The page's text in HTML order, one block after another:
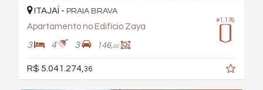
#1.176
ITAJAÍ - PRAIA BRAVA
Apartamento no Edifício Zaya
3 4 3 146,00
R$ 5.041.274,36